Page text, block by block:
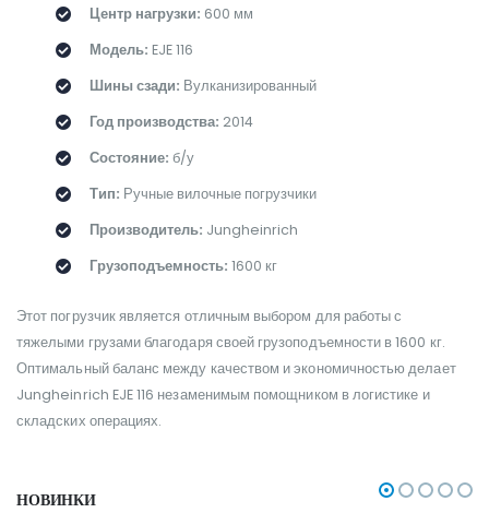
Центр нагрузки: 600 мм
Модель: EJE 116
Шины сзади: Вулканизированный
Год производства: 2014
Состояние: б/у
Тип: Ручные вилочные погрузчики
Производитель: Jungheinrich
Грузоподъемность: 1600 кг
Этот погрузчик является отличным выбором для работы с
тяжелыми грузами благодаря своей грузоподъемности в 1600 кг.
Оптимальный баланс между качеством и экономичностью делает
Jungheinrich EJE 116 незаменимым помощником в логистике и
складских операциях.
НОВИНКИ